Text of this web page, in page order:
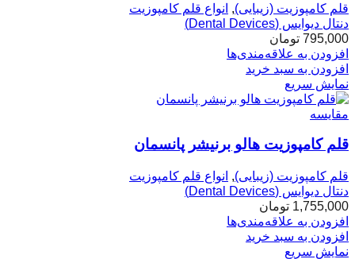
قلم کامپوزیت (زیبایی), انواع قلم کامپوزیت
دنتال دیوایس (Dental Devices)
795,000 تومان
افزودن به علاقه‌مندی‌ها
افزودن به سبد خرید
نمایش سریع
مقایسه
قلم کامپوزیت هالو برنیشر پانسمان
قلم کامپوزیت (زیبایی), انواع قلم کامپوزیت
دنتال دیوایس (Dental Devices)
1,755,000 تومان
افزودن به علاقه‌مندی‌ها
افزودن به سبد خرید
نمایش سریع